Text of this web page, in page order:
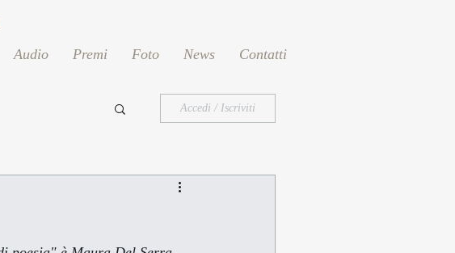
Audio Premi Foto News Contatti
Accedi / Iscriviti